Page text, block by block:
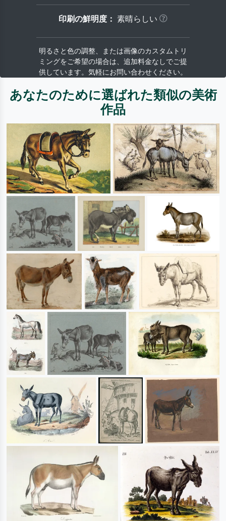
印刷の鮮明度： 素晴らしい
明るさと色の調整、または画像のカスタムトリ
ミングをご希望の場合は、追加料金なしでご提
供しています。気軽にお問い合わせください。
あなたのために選ばれた類似の美術
作品